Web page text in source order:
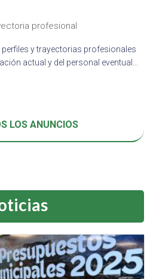
profesional
y trayectorias profesionales
actual y del personal eventual...
LOS ANUNCIOS